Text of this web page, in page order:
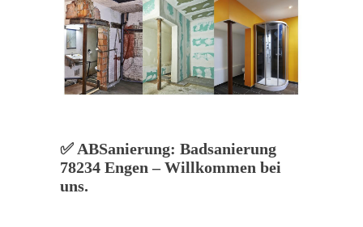
✅ ABSanierung: Badsanierung
78234 Engen – Willkommen bei
uns.